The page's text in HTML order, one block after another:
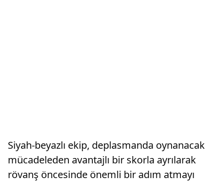
Siyah-beyazlı ekip, deplasmanda oynanacak
mücadeleden avantajlı bir skorla ayrılarak
rövanş öncesinde önemli bir adım atmayı